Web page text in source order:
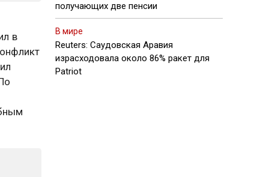
в
получающих две пенсии
В мире
Reuters: Саудовская Аравия
израсходовала около 86% ракет для
Patriot